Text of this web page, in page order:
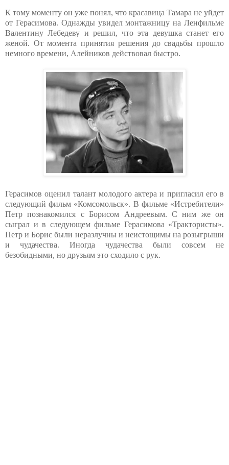
К тому моменту он уже понял, что красавица Тамара не уйдет
от Герасимова. Однажды увидел монтажницу на Ленфильме
Валентину Лебедеву и решил, что эта девушка станет его
женой. От момента принятия решения до свадьбы прошло
немного времени, Алейников действовал быстро.
Герасимов оценил талант молодого актера и пригласил его в
следующий фильм «Комсомольск». В фильме «Истребители»
Петр познакомился с Борисом Андреевым. С ним же он
сыграл и в следующем фильме Герасимова «Трактористы».
Петр и Борис были неразлучны и неистощимы на розыгрыши
и чудачества. Иногда чудачества были совсем не
безобидными, но друзьям это сходило с рук.